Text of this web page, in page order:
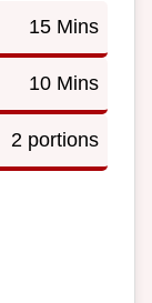
15 Mins
10 Mins
2 portions